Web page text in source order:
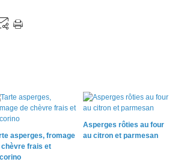
asperges, fromage
chèvre frais et
Asperges rôties au four
au citron et parmesan